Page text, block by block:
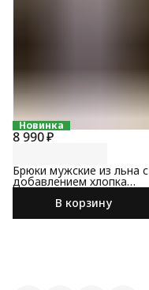
Новинка
8 990 ₽
Брюки мужские из льна с
добавлением хлопка
светло-серого цвета
В корзину